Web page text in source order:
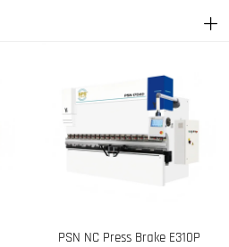
PSN NC Press Brake E310P